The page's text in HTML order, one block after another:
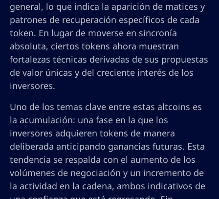
general, lo que indica la aparición de matices y
patrones de recuperación específicos de cada
token. En lugar de moverse en sincronía
absoluta, ciertos tokens ahora muestran
fortalezas técnicas derivadas de sus propuestas
de valor únicas y del creciente interés de los
inversores.
Uno de los temas clave entre estas altcoins es
la acumulación: una fase en la que los
inversores adquieren tokens de manera
deliberada anticipando ganancias futuras. Esta
tendencia se respalda con el aumento de los
volúmenes de negociación y un incremento de
la actividad en la cadena, ambos indicativos de